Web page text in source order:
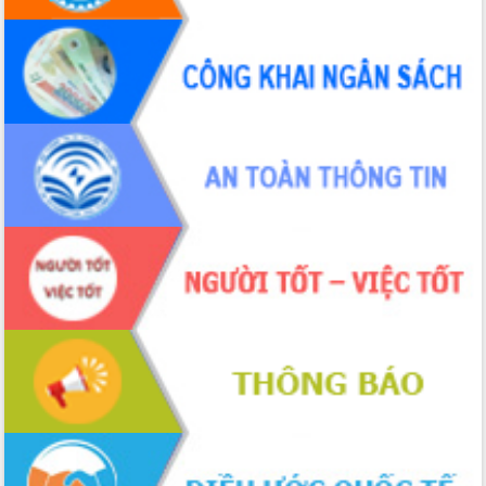
Hội thảo khoa học “Giải pháp thúc đẩy
phát triển nền kinh tế xanh tại tỉnh
Đắk Lắk”
Tăng cường giám sát, đôn đốc thực
hiện nhiệm vụ quản lý tài sản công
hàng tuần
Tháo gỡ những vướng mắc, đẩy mạnh
công tác cải cách thủ tục hành chính
tại Trung tâm Phục vụ hành chính
công tỉnh
Đắk Lắk: Tôn vinh 46 giải pháp tại Hội
thi Sáng tạo Kỹ thuật 2024 - 2025
Đắk Lắk rà soát, điều chỉnh Đề án 190
về phát triển nuôi trồng thủy sản
Phó Chủ tịch UBND tỉnh Đắk Lắk
Trương Công Thái kiểm tra thực địa
Dự án cao tốc Khánh Hòa - Buôn Ma
Thuột
Định vị cà phê Việt Nam như một “di
sản sống” trong dòng chảy toàn cầu